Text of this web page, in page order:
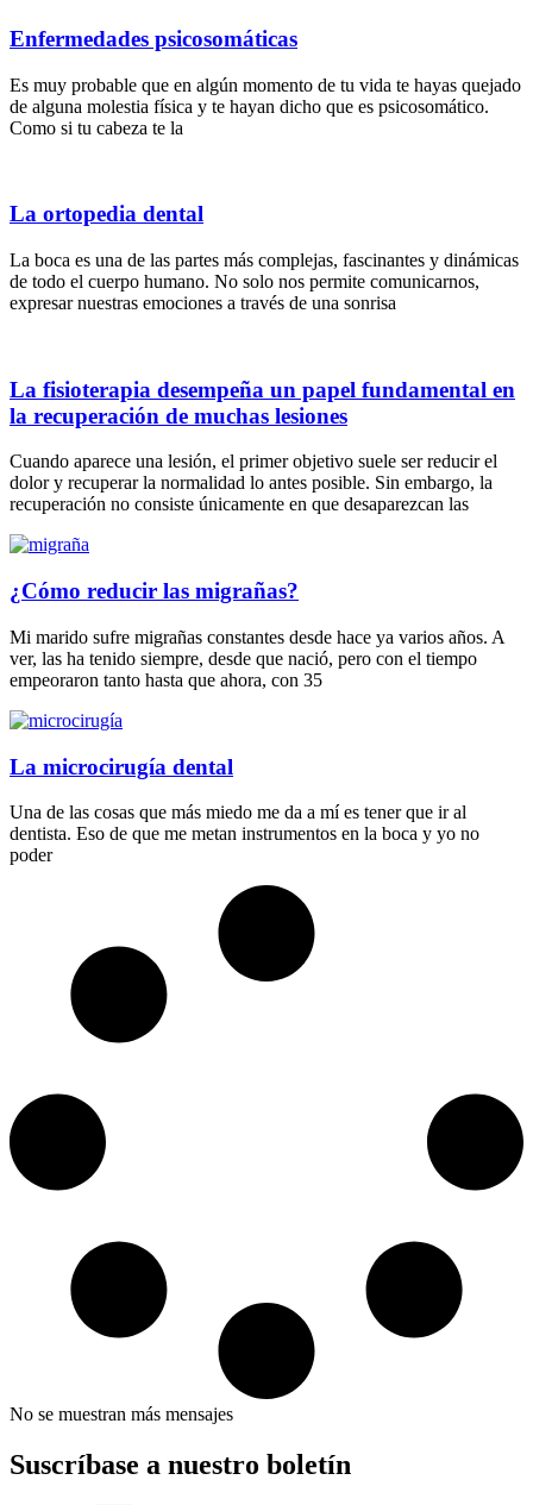
Enfermedades psicosomáticas
Es muy probable que en algún momento de tu vida te hayas quejado
de alguna molestia física y te hayan dicho que es psicosomático.
Como si tu cabeza te la
La ortopedia dental
La boca es una de las partes más complejas, fascinantes y dinámicas
de todo el cuerpo humano. No solo nos permite comunicarnos,
expresar nuestras emociones a través de una sonrisa
La fisioterapia desempeña un papel fundamental en
la recuperación de muchas lesiones
Cuando aparece una lesión, el primer objetivo suele ser reducir el
dolor y recuperar la normalidad lo antes posible. Sin embargo, la
recuperación no consiste únicamente en que desaparezcan las
¿Cómo reducir las migrañas?
Mi marido sufre migrañas constantes desde hace ya varios años. A
ver, las ha tenido siempre, desde que nació, pero con el tiempo
empeoraron tanto hasta que ahora, con 35
La microcirugía dental
Una de las cosas que más miedo me da a mí es tener que ir al
dentista. Eso de que me metan instrumentos en la boca y yo no
poder
No se muestran más mensajes
Suscríbase a nuestro boletín